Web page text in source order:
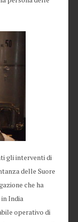
gli interventi di
delle Suore
che ha
India
operativo di